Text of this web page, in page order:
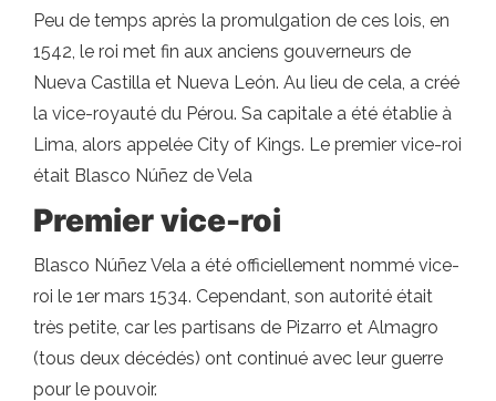
Peu de temps après la promulgation de ces lois, en
1542, le roi met fin aux anciens gouverneurs de
Nueva Castilla et Nueva León. Au lieu de cela, a créé
la vice-royauté du Pérou. Sa capitale a été établie à
Lima, alors appelée City of Kings. Le premier vice-roi
était Blasco Núñez de Vela
Premier vice-roi
Blasco Núñez Vela a été officiellement nommé vice-
roi le 1er mars 1534. Cependant, son autorité était
très petite, car les partisans de Pizarro et Almagro
(tous deux décédés) ont continué avec leur guerre
pour le pouvoir.